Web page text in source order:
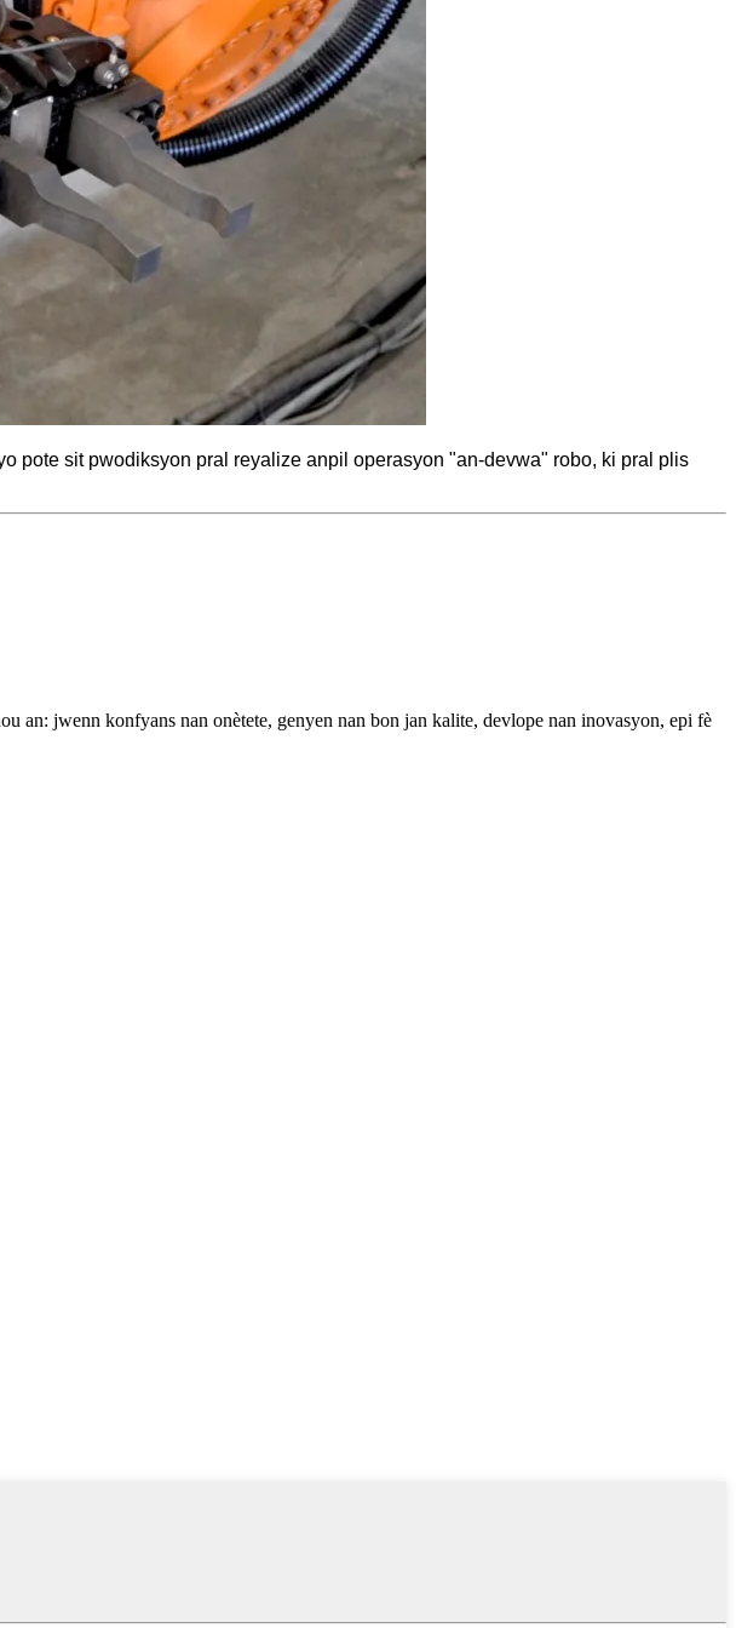
pote sit pwodiksyon pral reyalize anpil operasyon "an-devwa" robo, ki pral plis
jwenn konfyans nan onètete, genyen nan bon jan kalite, devlope nan inovasyon, epi fè